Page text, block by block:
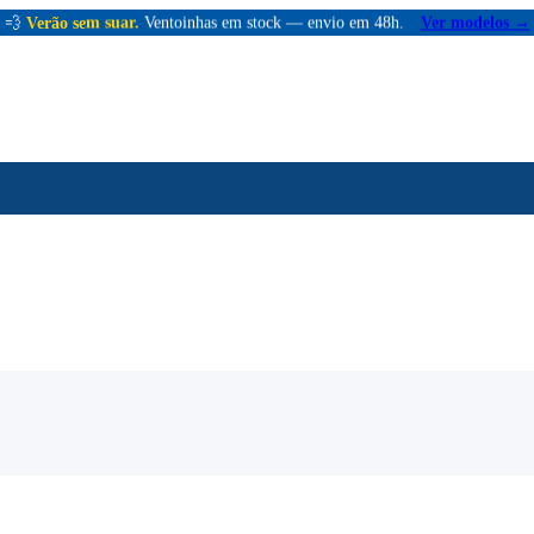
💨 Verão sem suar. Ventoinhas em stock — envio em 48h. Ver modelos →